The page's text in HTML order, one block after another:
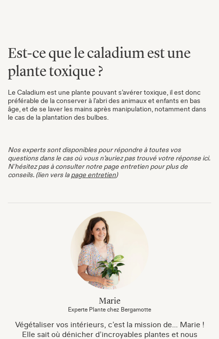
Est-ce que le caladium est une
plante toxique ?
Le Caladium est une plante pouvant s’avérer toxique, il est donc
préférable de la conserver à l'abri des animaux et enfants en bas
âge, et de se laver les mains après manipulation, notamment dans
le cas de la plantation des bulbes.
Nos experts sont disponibles pour répondre à toutes vos
questions dans le cas où vous n’auriez pas trouvé votre réponse ici.
N'hésitez pas à consulter notre page entretien pour plus de
conseils. (lien vers la page entretien)
Marie
Experte Plante chez Bergamotte
Végétaliser vos intérieurs, c’est la mission de… Marie !
Elle sait où dénicher d’incroyables plantes et nous